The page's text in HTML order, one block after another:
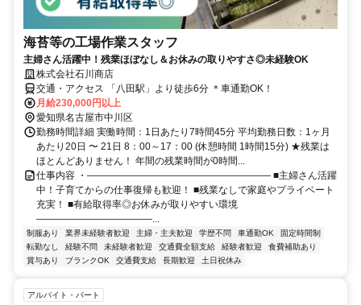
海苔等の工場作業スタッフ
主婦さん活躍中！残業ほぼなし＆お休みの取りやすさ◎未経験OK
株式会社石川商店
交通・アクセス 「八田駅」より徒歩6分 ＊車通勤OK！
月給230,000円以上
愛知県名古屋市中川区
勤務時間詳細 実働時間：1日あたり7時間45分 平均勤務日数：1ヶ月
あたり20日 〜 21日 8：00～17：00 (休憩時間 1時間15分) ★残業は
ほとんどありません！ 年間の残業時間が0時間...
仕事内容 ・――――――――――――――――――― ■主婦さん活躍
中！子育てからの仕事復帰も歓迎！ ■残業なしで家庭やプライベート
充実！ ■有給取得率◎お休みが取りやすい環境
――――――――――――...
制服あり 業界未経験者歓迎 主婦・主夫歓迎 学歴不問 車通勤OK
固定時間制
転勤なし
経験不問 未経験者歓迎 交通費全額支給 経験者歓迎
食費補助あり
賞与あり
ブランクOK 交通費支給 長期歓迎 土日祝休み
アルバイト・パート